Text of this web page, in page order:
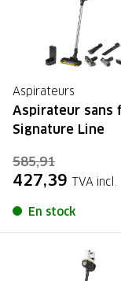
Aspirateurs
Aspirateur sans
Signature Line
585,91
427,39 TVA incl.
En stock